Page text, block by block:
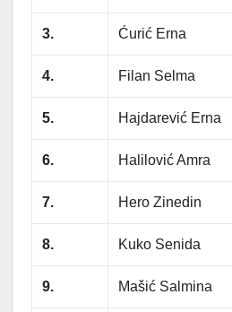
3. Ćurić Erna
4. Filan Selma
5. Hajdarević Erna
6. Halilović Amra
7. Hero Zinedin
8. Kuko Senida
9. Mašić Salmina